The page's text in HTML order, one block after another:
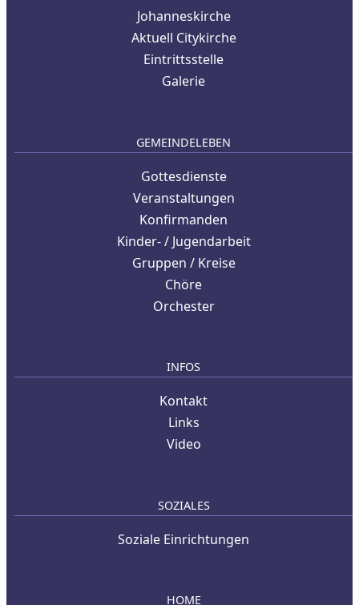
Johanneskirche
Aktuell Citykirche
Eintrittsstelle
Galerie
GEMEINDELEBEN
Gottesdienste
Veranstaltungen
Konfirmanden
Kinder- / Jugendarbeit
Gruppen / Kreise
Chöre
Orchester
INFOS
Kontakt
Links
Video
SOZIALES
Soziale Einrichtungen
HOME